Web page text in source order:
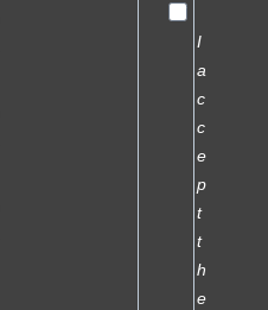
I
a
c
c
e
p
t
t
h
e